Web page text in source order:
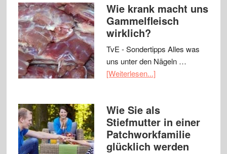
Wie krank macht uns
Gammelfleisch
wirklich?
TvE - Sondertipps Alles was
uns unter den Nägeln …
[Weiterlesen...]
Wie Sie als
Stiefmutter in einer
Patchworkfamilie
glücklich werden